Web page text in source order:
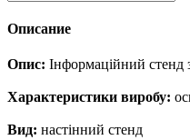
Описание
Опис: Інформаційний
Характеристики виробу:
Вид: настінний стенд